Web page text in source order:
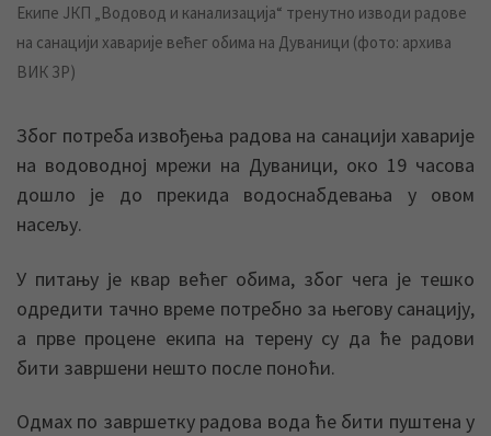
Екипе ЈКП „Водовод и канализација“ тренутно изводи радове
на санацији хаварије већег обима на Дуваници (фото: архива
ВИК ЗР)
Због потреба извођења радова на санацији хаварије
на водоводној мрежи на Дуваници, око 19 часова
дошло је до прекида водоснабдевања у овом
насељу.
У питању је квар већег обима, због чега је тешко
одредити тачно време потребно за његову санацију,
а прве процене екипа на терену су да ће радови
бити завршени нешто после поноћи.
Одмах по завршетку радова вода ће бити пуштена у